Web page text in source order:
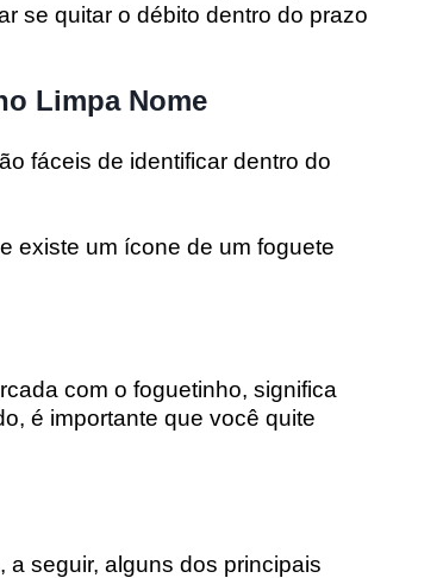
se quitar o débito dentro do prazo
Limpa Nome
fáceis de identificar dentro do
existe um ícone de um foguete
com o foguetinho, significa
é importante que você quite
a seguir, alguns dos principais